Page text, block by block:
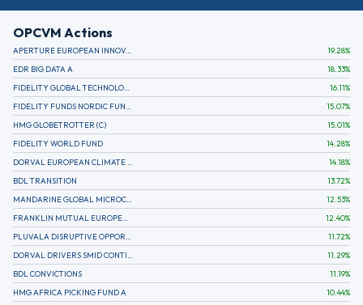
OPCVM Actions
APERTURE EUROPEAN INNOVATION 19.28%
EDR BIG DATA A
18.33%
FIDELITY GLOBAL TECHNOLOGY FUND A EUR
16.11%
FIDELITY FUNDS NORDIC FUND A
15.07%
HMG GLOBETROTTER (C)
15.01%
FIDELITY WORLD FUND
14.28%
DORVAL EUROPEAN CLIMATE INITIATIVE R (C)
14.18%
BDL TRANSITION
13.72%
MANDARINE GLOBAL MICROCAP
12.53%
FRANKLIN MUTUAL EUROPEAN FUND A EUR (C)
12.40%
PLUVALA DISRUPTIVE OPPORTUNITIES
11.72%
DORVAL DRIVERS SMID CONTINENTAL EUROPE
11.29%
BDL CONVICTIONS
11.19%
HMG AFRICA PICKING FUND A
10.44%